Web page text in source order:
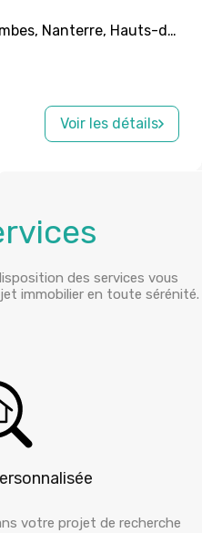
Rue Nouvelle, Europe, Colombes, Nanterre, Hauts-de-Seine, Île-de-France, France métropolitaine, 92700, France
Voir les détails
des services vous
immobilier en toute sérénité.
votre projet de recherche